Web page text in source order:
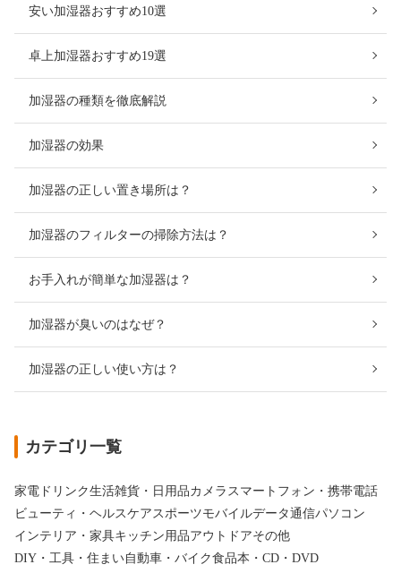
安い加湿器おすすめ10選
卓上加湿器おすすめ19選
加湿器の種類を徹底解説
加湿器の効果
加湿器の正しい置き場所は？
加湿器のフィルターの掃除方法は？
お手入れが簡単な加湿器は？
加湿器が臭いのはなぜ？
加湿器の正しい使い方は？
カテゴリ一覧
家電 ドリンク生活雑貨・日用品カメラ スマートフォン・携帯電話
ビューティ・ヘルスケアスポーツモバイルデータ通信パソコン
インテリア・家具キッチン用品アウトドアその他
DIY・工具・住まい自動車・バイク食品本・CD・DVD